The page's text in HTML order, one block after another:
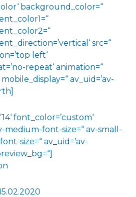
background_color=“
src=“
left‘
repeat‘ animation=“
av_uid=’av-
font_color=’custom‘
medium-font-size=“ av-small-
size=“ av_uid=’av-